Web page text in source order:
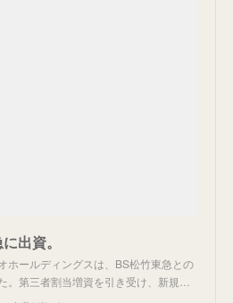
出資。
ホールディングスは、BS松竹東急との
。第三者割当増資を引き受け、新規…